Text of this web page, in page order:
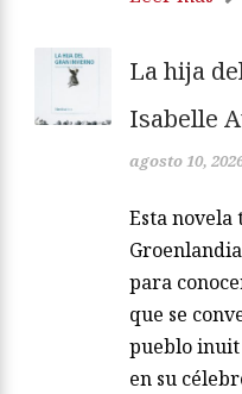
La hija
Isabelle
agosto 10,
Esta
para
que se
pueblo inuit
en su